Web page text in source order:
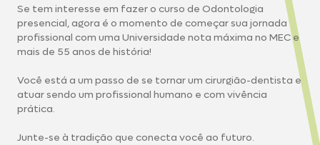
Se tem interesse em fazer o curso de Odontologia
presencial, agora é o momento de começar sua jornada
profissional com uma Universidade nota máxima no MEC e
mais de 55 anos de história!
Você está a um passo de se tornar um cirurgião-dentista e
atuar sendo um profissional humano e com vivência
prática.
Junte-se à tradição que conecta você ao futuro.